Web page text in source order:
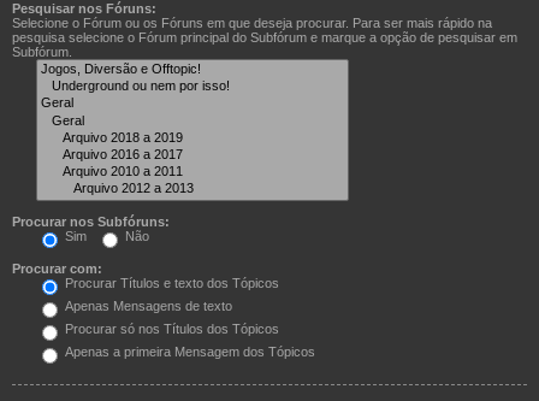
Pesquisar nos Fóruns:
Selecione o Fórum ou os Fóruns em que deseja procurar. Para ser mais rápido na
pesquisa selecione o Fórum principal do Subfórum e marque a opção de pesquisar em
Subfórum.
Procurar nos Subfóruns:
Sim
Não
Procurar com:
Procurar Títulos e texto dos Tópicos
Apenas Mensagens de texto
Procurar só nos Títulos dos Tópicos
Apenas a primeira Mensagem dos Tópicos